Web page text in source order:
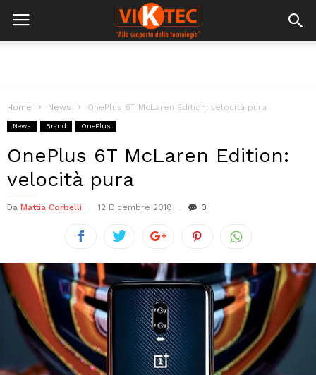
Home News OnePlus 6T McLaren Edition: velocità pura
News Brand OnePlus
OnePlus 6T McLaren Edition:
velocità pura
Da Mattia Corbelli 12 Dicembre 2018 0